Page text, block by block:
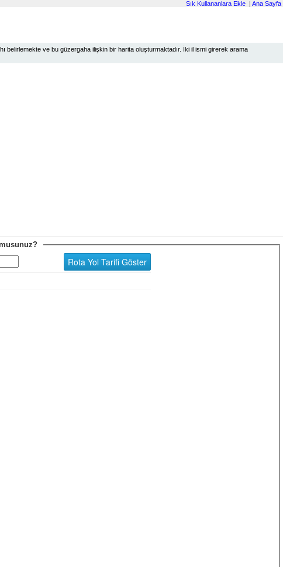
Sık Kullananlara Ekle | Ana Sayfa
belirlemekte ve bu güzergaha ilişkin bir harita oluşturmaktadır. İki il ismi girerek arama